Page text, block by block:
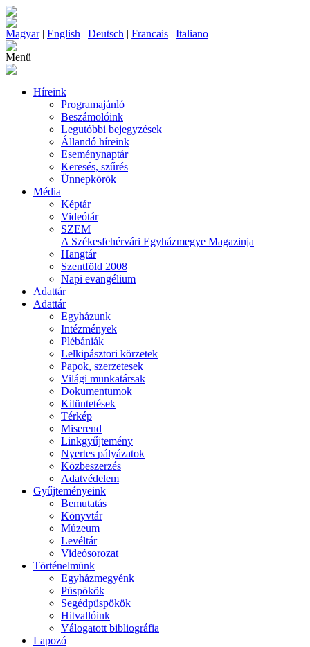
Magyar| English | Deutsch | Francais | Italiano
Menü
Híreink
Programajánló
Beszámolóink
Legutóbbi bejegyzések
Állandó híreink
Eseménynaptár
Keresés, szűrés
Ünnepkörök
Média
Képtár
Videótár
SZEM
A Székesfehérvári Egyházmegye Magazinja
Hangtár
Szentföld 2008
Napi evangélium
Adattár
Adattár
Egyházunk
Intézmények
Plébániák
Lelkipásztori körzetek
Papok, szerzetesek
Világi munkatársak
Dokumentumok
Kitüntetések
Térkép
Miserend
Linkgyűjtemény
Nyertes pályázatok
Közbeszerzés
Adatvédelem
Gyűjteményeink
Bemutatás
Könyvtár
Múzeum
Levéltár
Videósorozat
Történelmünk
Egyházmegyénk
Püspökök
Segédpüspökök
Hitvallóink
Válogatott bibliográfia
Lapozó